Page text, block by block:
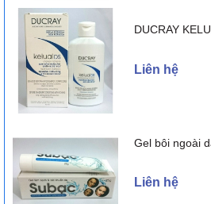
định lượng cholesterol toàn phần,
HDl và triglycerid. Phải tiến hành định
khoảng cách không dưới 4 tuần và
ứng của người bệnh với thuốc. Mục
cholesterol LDL vì vậy phải sử dụng
bắt đầu điều trị và đánh giá đáp ứng
nghiệm được cholesterol LDL mới sử
Trong các thử nghiệm lâm sàng, một
thành uống statin thấy tăng rõ rệt
lần giới hạn bình thường). Khi ngừng
này, nồng độ transaminase thường hạ
DUCRAY
Liên hệ
Gel bôi ngoài
Liên hệ